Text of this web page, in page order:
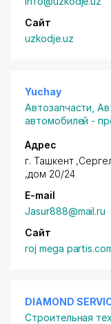
Сайт
uzkodje.uz
Yuchay
Автозапчасти ,
автомобилей -
Адрес
г. Ташкент
,дом 20/24
E-mail
Jasur888@mail.ru
Сайт
roj mega
DIAMOND
Строительная